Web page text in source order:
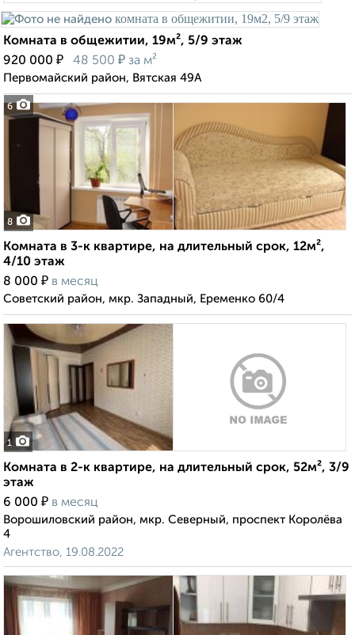
6
Комната в общежитии, 19м², 5/9 этаж
920 000 ₽ 48 500 ₽ за м²
Первомайский район, Вятская 49А
8
Комната в 3-к квартире, на длительный срок, 12м²,
4/10 этаж
8 000 ₽ в месяц
Советский район, мкр. Западный, Еременко 60/4
1
Комната в 2-к квартире, на длительный срок, 52м², 3/9
этаж
6 000 ₽ в месяц
Ворошиловский район, мкр. Северный, проспект Королёва
4
Агентство, 19.08.2022